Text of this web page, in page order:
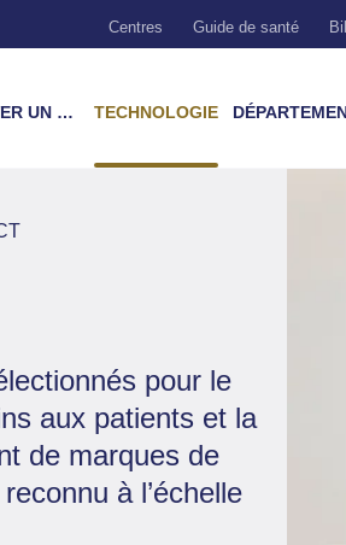
Centres Guide de santé
MÉDECIN TECHNOLOGIE DÉPARTEMENTS &
pour le
aux patients et la
de marques de
à l’échelle